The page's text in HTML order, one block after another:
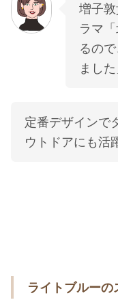
増子
ラマ
るの
まし
定番デザインで
ウトドアにも活
ライトブルーの